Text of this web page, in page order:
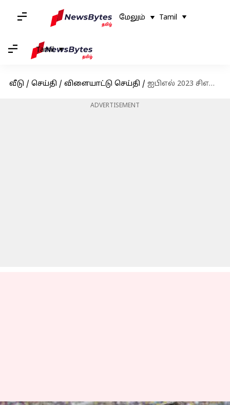
மேலும் Tamil
Tamil
வீடு / செய்தி / விளையாட்டு செய்தி / ஐபிஎல் 2023 சிஎஸ்கே vs ஜிடி குவாலிஃபையர் 1: மழையால் போட்டி ரத்தானால் என்னாகும்?
ADVERTISEMENT